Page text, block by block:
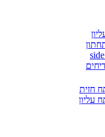
חזית
עליון